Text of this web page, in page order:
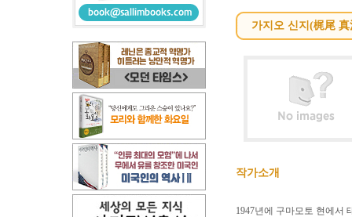
가지오 신지(梶尾 真
작가소개
1947년에 구마모토 현에서